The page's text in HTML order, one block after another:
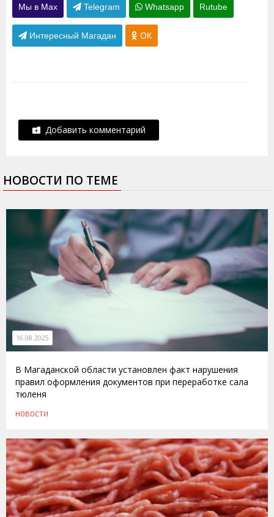
Мы в Max Telegram Whatsapp Rutube
Интересный Магадан ОК
Добавить комментарий
НОВОСТИ ПО ТЕМЕ
16.08.2025
В Магаданской области установлен факт нарушения
правил оформления документов при переработке сала
тюленя
НОВОСТИ